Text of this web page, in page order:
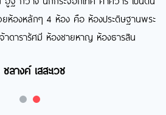
องหลักๆ 4 ห้อง คือ ห้องประดิษฐานพระ
าดารารัศมี ห้องชายหาญ ห้องธารสิน
ลางค์ เสสะเวช